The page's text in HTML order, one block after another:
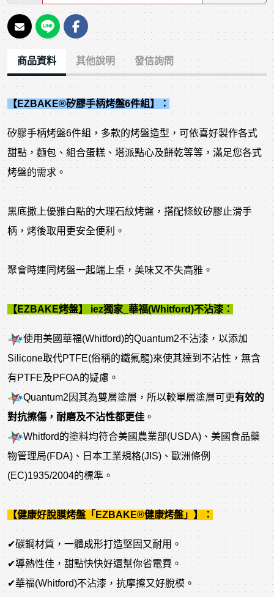
商品資料 其他說明 發信詢問
【EZBAKE®矽膠手柄烤盤6件組】：
矽膠手柄烤盤6件組，多款的烤盤造型，可依喜好製作各式
甜點，麵包、組合蛋糕、塔派點心及餅乾等等，滿足您各式
烤盤的需求。
黑底撒上優雅白點的大理石紋烤盤，搭配條紋矽膠止滑手
柄，烤後取用更安全便利。
聚會時連同烤盤一起端上桌，美味又不失高雅。
【EZBAKE烤盤】 iez獨家_華福(Whitford)不沾漆：
使用美國華福(Whitford)的Quantum2不沾漆，以添加
Silicone取代PTFE(俗稱的鐵氟龍)來使其達到不沾性，無含
有PTFE及PFOA的疑慮。
Quantum2因其為雙層塗層，所以較單層塗層可更有效的
對抗擦傷，耐磨及不沾性都更佳。
Whitford的塗料均符合美國農業部(USDA)、美國食品藥
物管理局(FDA)、日本工業規格(JIS)、歐洲條例
(EC)1935/2004的標準。
【健康好脫膜烤盤「EZBAKE®健康烤盤」】：
✔碳鋼材質，一體成形打造堅固又耐用。
✔導熱性佳，甜點快快好還幫你省電費。
✔華福(Whitford)不沾漆，抗摩擦又好脫模。